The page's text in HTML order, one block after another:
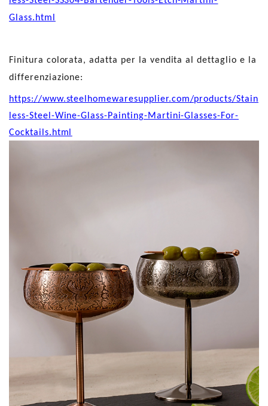
Glass.html
Finitura colorata, adatta per la vendita al dettaglio e la
differenziazione:
https://www.steelhomewaresupplier.com/products/Stain
less-Steel-Wine-Glass-Painting-Martini-Glasses-For-
Cocktails.html